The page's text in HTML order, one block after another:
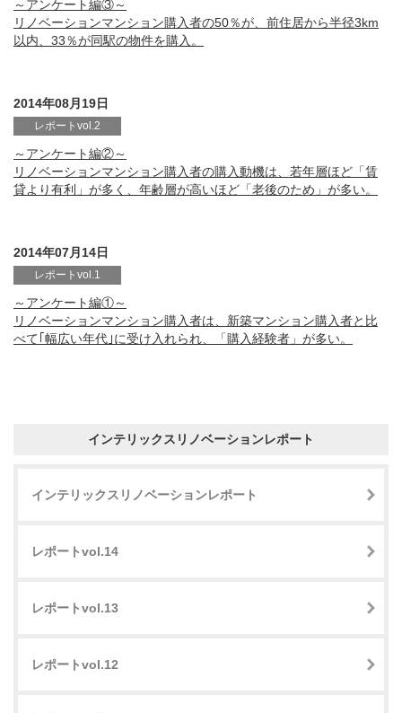
～アンケート編③～
リノベーションマンション購入者の50％が、前住居から半径3km
以内、33％が同駅の物件を購入。
2014年08月19日
レポートvol.2
～アンケート編②～
リノベーションマンション購入者の購入動機は、若年層ほど「賃
貸より有利」が多く、年齢層が高いほど「老後のため」が多い。
2014年07月14日
レポートvol.1
～アンケート編①～
リノベーションマンション購入者は、新築マンション購入者と比
べて｢幅広い年代｣に受け入れられ、「購入経験者」が多い。
インテリックスリノベーションレポート
インテリックスリノベーションレポート
レポートvol.14
レポートvol.13
レポートvol.12